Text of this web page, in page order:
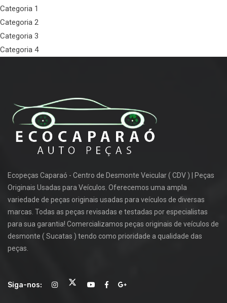
Categoria 1
Categoria 2
Categoria 3
Categoria 4
Ecopeças Caparaó - Centro de Desmonte Veicular ( CDV ) | Peças
Originais Usadas para Veículos. Oferecemos uma ampla
variedade de peças originais usadas para veículos de diversas
marcas. Todas as peças revisadas e testadas por especialistas
para sua garantia! Comercializamos peças originais de veículos de
desmonte ( Sucatas ) tendo como prioridade a qualidade das
peças.
Siga-nos: